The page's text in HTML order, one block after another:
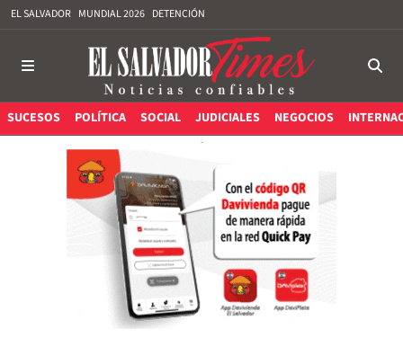
EL SALVADOR MUNDIAL 2026 DETENCIÓN
SUCESOS POLÍTICA SOCIAL JUDICIALES NEGOCIOS